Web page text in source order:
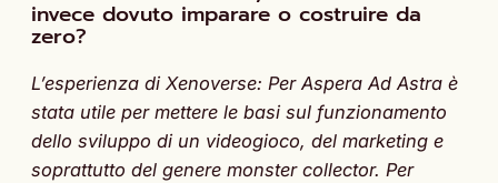
invece dovuto imparare o costruire da
zero?
L’esperienza di Xenoverse: Per Aspera Ad Astra è
stata utile per mettere le basi sul funzionamento
dello sviluppo di un videogioco, del marketing e
soprattutto del genere monster collector. Per